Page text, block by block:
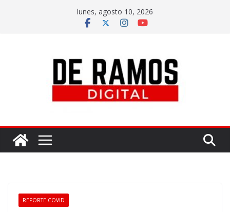
lunes, agosto 10, 2026
REPORTE COVID